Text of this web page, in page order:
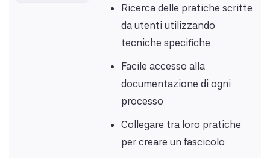
Ricerca delle pratiche scritte
da utenti utilizzando
tecniche specifiche
Facile accesso alla
documentazione di ogni
processo
Collegare tra loro pratiche
per creare un fascicolo